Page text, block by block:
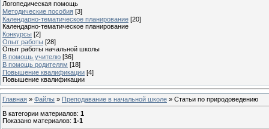
Логопедическая помощь
Методические пособия [3]
Календарно-тематическое планирование [20]
Календарно-тематическое планирование
Конкурсы [2]
Опыт работы [28]
Опыт работы начальной школы
В помощь учителю [36]
В помощь родителям [18]
Повышение квалификации [4]
Повышение квалификации
Главная » Файлы » Преподавание в начальной школе » Статьи по природоведению
В категории материалов: 1
Показано материалов: 1-1